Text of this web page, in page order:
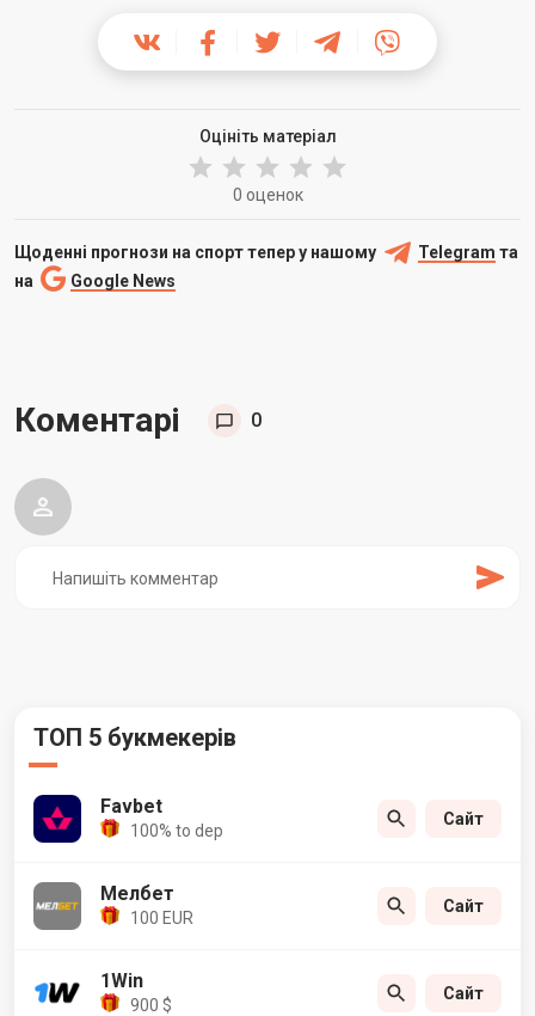
Оцініть матеріал
0 оценок
Щоденні прогнози на спорт тепер у нашому Telegram та
на
Google News
Коментарі 0
ТОП 5 букмекерів
Favbet
100% to dep
Сайт
Мелбет
100 EUR
Сайт
1Win
900 $
Сайт